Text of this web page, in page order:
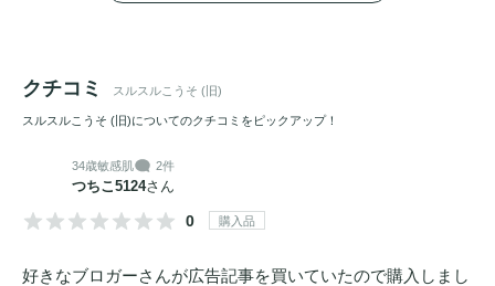
クチコミ スルスルこうそ (旧)
スルスルこうそ (旧)についてのクチコミをピックアップ！
34歳敏感肌 2件
つちこ5124さん
0 購入品
好きなブロガーさんが広告記事を買いていたので購入しまし